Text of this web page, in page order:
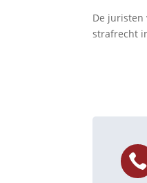
De juristen
strafrecht
